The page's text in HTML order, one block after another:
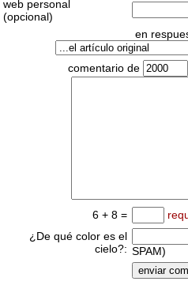
web personal
(opcional)
en
comentario de
6 + 8 =
¿De qué color es el
cielo?: SPAM)